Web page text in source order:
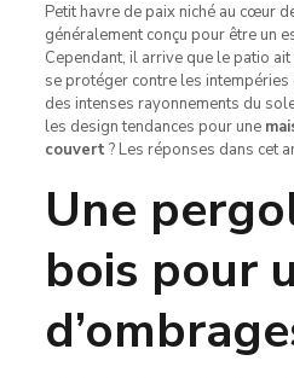
Petit havre de paix niché au cœur
généralement conçu pour être un
Cependant, il arrive que le patio
se protéger contre les
des intenses rayonnements du
les design tendances pour une
couvert? Les réponses dans cet
Une
bois pour